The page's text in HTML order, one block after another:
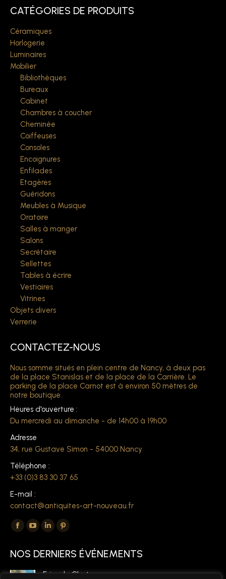
CATÉGORIES DE PRODUITS
Céramiques
Horlogerie
Luminaires
Mobilier
Bibliothèques
Bureaux
Cabinet
Chambres à coucher
Cheminée
Coiffeuses
Consoles
Encoignures
Enfilades
Etagères
Guéridons
Meubles à Musique
Oratoire
Salles à manger
Salons
Secrétaire
Sellettes
Tables à écrire
Vestiaires
Vitrines
Objets divers
Verrerie
CONTACTEZ-NOUS
Nous somme situés en plein centre de Nancy, à deux pas
de la place Stanislas et de la place de la Carrière. Le
parking de la place Carnot est à environ 50 mètres de
notre boutique.
Heures d'ouverture :
Du mercredi au dimanche - de 14h00 à 19h00
Adresse
34, rue Gustave Simon - 54000 Nancy
Téléphone :
+33 (0)3 83 30 37 65
E-mail :
contact@antiquites-art-nouveau.fr
Trouvez nous sur :
La
Facebook
s'ouvre
La
YouTube
s'ouvre
La
LinkedIn
s'ouvre
La
Pinterest
s'ouvre
NOS DERNIERS ÉVÉNEMENTS
Foire de Chatou